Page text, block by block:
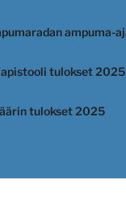
ampuma-
tulokset 2025
tulokset 2025